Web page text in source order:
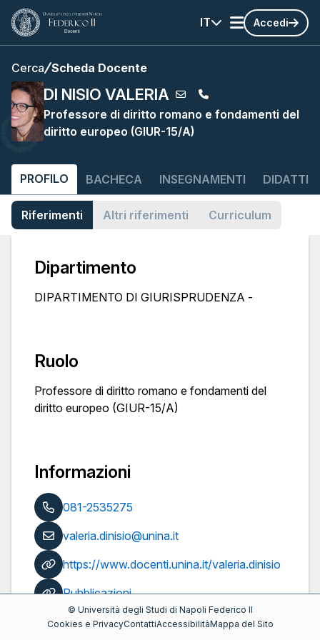
IT Accedi
Cerca Scheda Docente
DI NISIO VALERIA
Professore di diritto romano e fondamenti del
diritto europeo (GIUR-15/A)
PROFILO BACHECA INSEGNAMENTI
Riferimenti Altri riferimenti Curriculum
Dipartimento
DIPARTIMENTO DI GIURISPRUDENZA -
Ruolo
Professore di diritto romano e fondamenti del
diritto europeo (GIUR-15/A)
Informazioni
081-2535275
valeria.dinisio@unina.it
https://www.docenti.unina.it/valeria.dinisio
Pubblicazioni
© Università degli Studi di Napoli Federico II
Cookies e PrivacyContattiAccessibilitàMappa del Sito